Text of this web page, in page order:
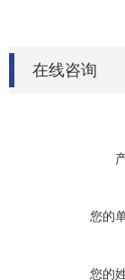
在线咨询
您的
您的